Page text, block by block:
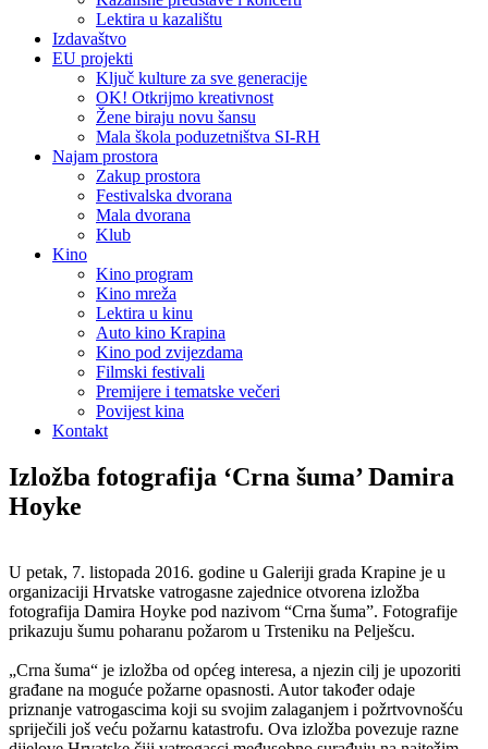
Lektira u kazalištu
Izdavaštvo
EU projekti
Ključ kulture za sve generacije
OK! Otkrijmo kreativnost
Žene biraju novu šansu
Mala škola poduzetništva SI-RH
Najam prostora
Zakup prostora
Festivalska dvorana
Mala dvorana
Klub
Kino
Kino program
Kino mreža
Lektira u kinu
Auto kino Krapina
Kino pod zvijezdama
Filmski festivali
Premijere i tematske večeri
Povijest kina
Kontakt
Izložba fotografija ‘Crna šuma’ Damira
Hoyke
U petak, 7. listopada 2016. godine u Galeriji grada Krapine je u
organizaciji Hrvatske vatrogasne zajednice otvorena izložba
fotografija Damira Hoyke pod nazivom “Crna šuma”. Fotografije
prikazuju šumu poharanu požarom u Trsteniku na Pelješcu.
„Crna šuma“ je izložba od općeg interesa, a njezin cilj je upozoriti
građane na moguće požarne opasnosti. Autor također odaje
priznanje vatrogascima koji su svojim zalaganjem i požrtvovnošću
spriječili još veću požarnu katastrofu. Ova izložba povezuje razne